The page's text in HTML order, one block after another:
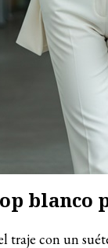
blanco
traje con un